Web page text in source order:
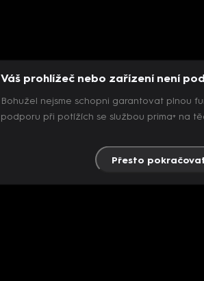
Váš prohlížeč nebo zařízení není
Bohužel nejsme schopni garantovat plnou
podporu při potížích se službou prima+ na
Přesto